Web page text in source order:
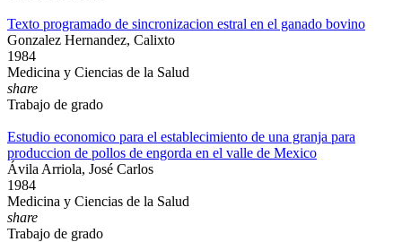
Texto programado de sincronizacion estral en el ganado bovino
Gonzalez Hernandez, Calixto
1984
Medicina y Ciencias de la Salud
share
Trabajo de grado
Estudio economico para el establecimiento de una granja para
produccion de pollos de engorda en el valle de Mexico
Ávila Arriola, José Carlos
1984
Medicina y Ciencias de la Salud
share
Trabajo de grado